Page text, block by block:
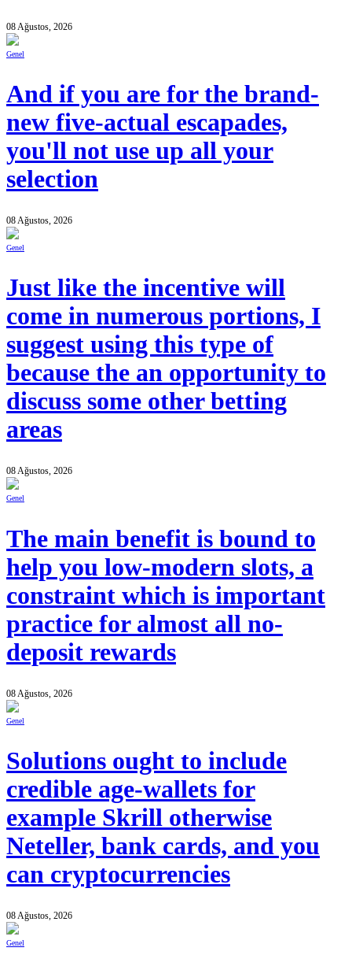
08 Ağustos, 2026
Genel
And if you are for the brand-
new five-actual escapades,
you'll not use up all your
selection
08 Ağustos, 2026
Genel
Just like the incentive will
come in numerous portions, I
suggest using this type of
because the an opportunity to
discuss some other betting
areas
08 Ağustos, 2026
Genel
The main benefit is bound to
help you low-modern slots, a
constraint which is important
practice for almost all no-
deposit rewards
08 Ağustos, 2026
Genel
Solutions ought to include
credible age-wallets for
example Skrill otherwise
Neteller, bank cards, and you
can cryptocurrencies
08 Ağustos, 2026
Genel